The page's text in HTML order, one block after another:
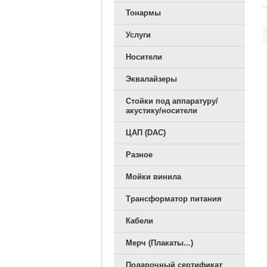
Тонармы
Услуги
Носители
Эквалайзеры
Стойки под аппаратуру/
акустику/носители
ЦАП (DAC)
Разное
Мойки винила
Трансформатор питания
Кабели
Мерч (Плакаты...)
Подарочный сертификат